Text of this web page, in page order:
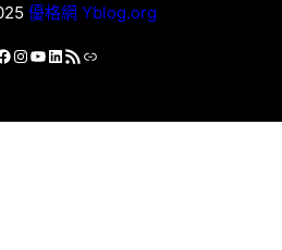
優格網 Yblog.org
Instagram
YouTube
LinkedIn
RSS 資訊提供連結